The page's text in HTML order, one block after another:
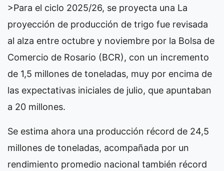
>Para el ciclo 2025/26, se proyecta una La
proyección de producción de trigo fue revisada
al alza entre octubre y noviembre por la Bolsa de
Comercio de Rosario (BCR), con un incremento
de 1,5 millones de toneladas, muy por encima de
las expectativas iniciales de julio, que apuntaban
a 20 millones.
Se estima ahora una producción récord de 24,5
millones de toneladas, acompañada por un
rendimiento promedio nacional también récord